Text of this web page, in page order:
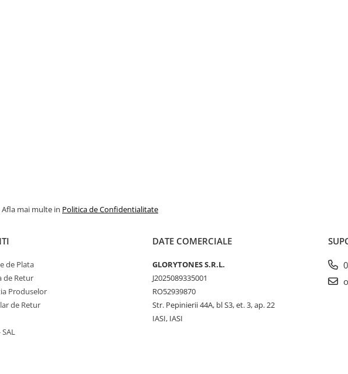
mai multe in Politica de Confidentialitate
de Plata
de Retur
Produselor
de Retur
SAL
DATE COMERCIALE
GLORYTONES S.R.L.
J2025089335001
RO52939870
Str. Pepinierii 44A, bl S3, et. 3, ap. 22
IASI, IASI